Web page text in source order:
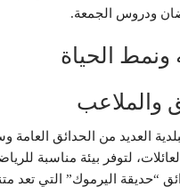
ودروس الجمعة.
ونمط الحياة
والملاعب
العديد من الحدائق العامة
لتوفر بيئة مناسبة
“حديقة اليرموك” التي تعد